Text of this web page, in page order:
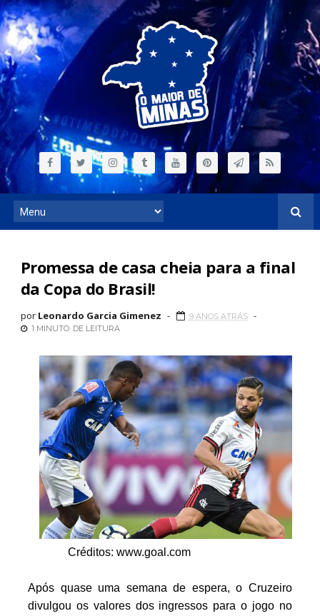
Promessa de casa cheia para a final
da Copa do Brasil!
por Leonardo Garcia Gimenez
9 ANOS ATRÁS
1 MINUTO DE LEITURA
Créditos: www.goal.com
Após quase uma semana de espera, o Cruzeiro
divulgou os valores dos ingressos para o jogo no